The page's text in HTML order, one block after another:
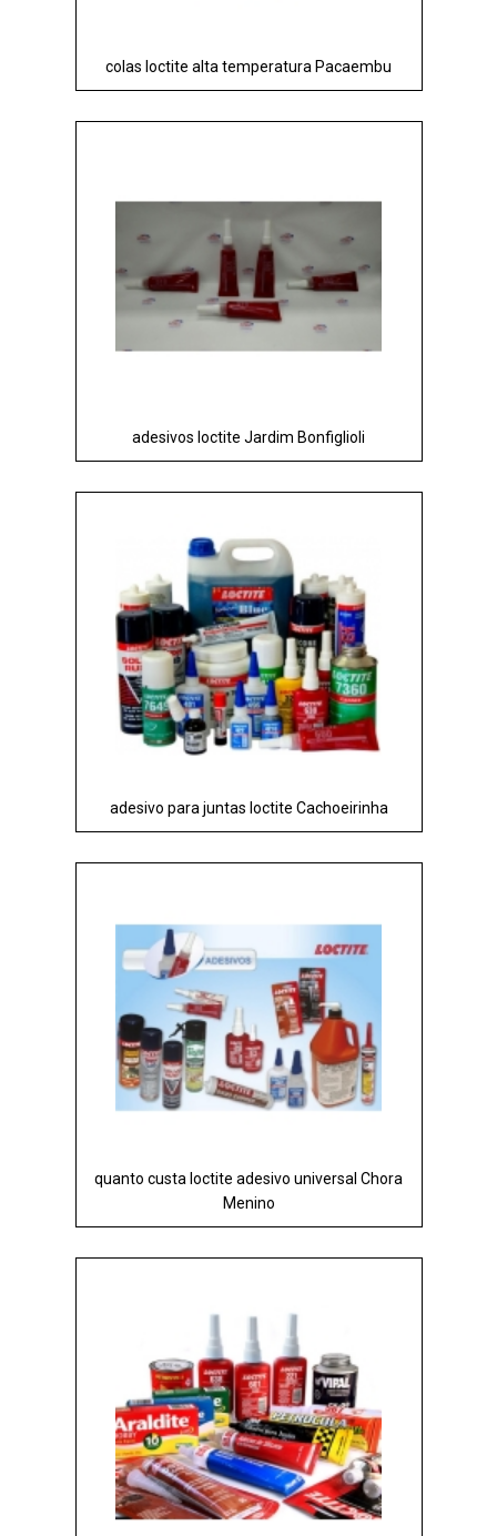
colas loctite alta temperatura Pacaembu
adesivos loctite Jardim Bonfiglioli
adesivo para juntas loctite Cachoeirinha
quanto custa loctite adesivo universal Chora
Menino